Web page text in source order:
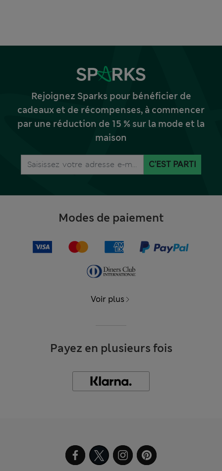
Rejoignez Sparks pour bénéficier de
cadeaux et de récompenses, à commencer
par une réduction de 15 % sur la mode et la
maison
C'EST PARTI
Modes de paiement
Voir plus
Payez en plusieurs fois